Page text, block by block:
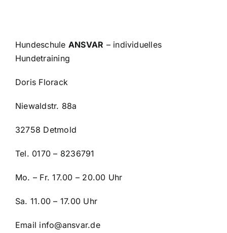
Hundeschule ANSVAR – individuelles
Hundetraining
Doris Florack
Niewaldstr. 88a
32758 Detmold
Tel. 0170 – 8236791
Mo. – Fr. 17.00 – 20.00 Uhr
Sa. 11.00 – 17.00 Uhr
Email info@ansvar.de